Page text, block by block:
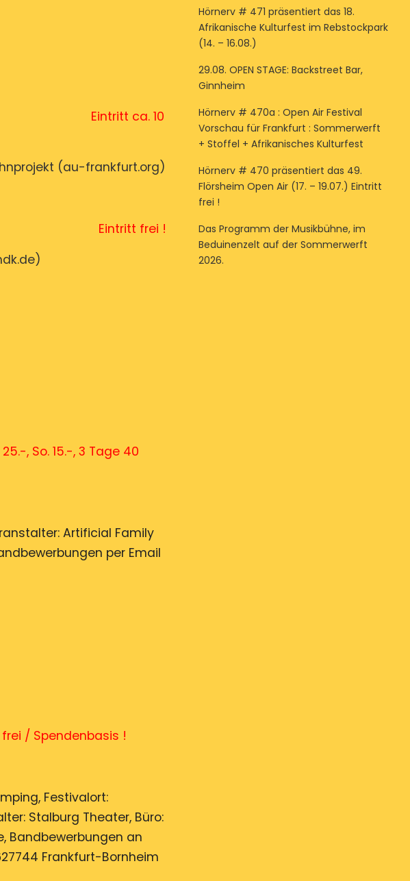
Eintritt ca. 10
(au-frankfurt.org)
Eintritt frei !
, So. 15.-, 3 Tage 40
Artificial Family
per Email
!
Festivalort:
Stalburg Theater, Büro:
Bandbewerbungen an
Frankfurt-Bornheim
Hörnerv # 471 präsentiert das 18.
Afrikanische Kulturfest im Rebstockpark
(14. – 16.08.)
29.08. OPEN STAGE: Backstreet Bar,
Ginnheim
Hörnerv # 470a : Open Air Festival
Vorschau für Frankfurt : Sommerwerft
+ Stoffel + Afrikanisches Kulturfest
Hörnerv # 470 präsentiert das 49.
Flörsheim Open Air (17. – 19.07.) Eintritt
frei !
Das Programm der Musikbühne, im
Beduinenzelt auf der Sommerwerft
2026.